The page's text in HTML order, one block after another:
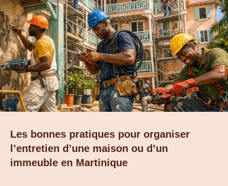
Les bonnes pratiques pour organiser
l’entretien d’une maison ou d’un
immeuble en Martinique